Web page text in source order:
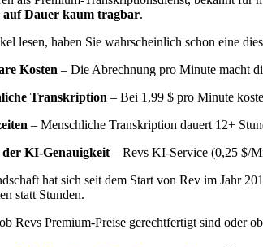
auf Dauer kaum tragbar.
lesen, haben Sie wahrscheinlich schon eine
Kosten – Die Abrechnung pro Minute macht
Transkription – Bei 1,99 $ pro Minute
– Menschliche Transkription dauert 12+
der KI-Genauigkeit – Revs KI-Service (0,25 $/
hat sich seit dem Start von Rev im Jahr
statt Stunden.
Revs Premium-Preise gerechtfertigt sind oder